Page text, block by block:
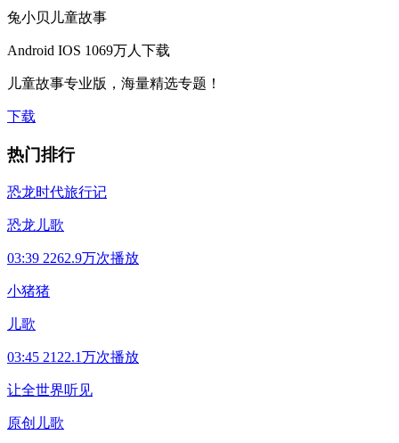
兔小贝儿童故事
Android IOS 1069万人下载
儿童故事专业版，海量精选专题！
下载
热门排行
恐龙时代旅行记
恐龙儿歌
03:39 2262.9万次播放
小猪猪
儿歌
03:45 2122.1万次播放
让全世界听见
原创儿歌